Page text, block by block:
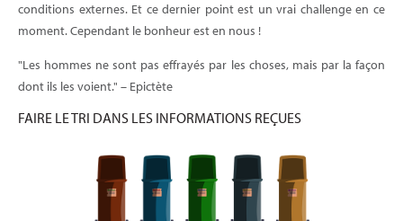
conditions externes. Et ce dernier point est un vrai challenge en ce
moment. Cependant le bonheur est en nous !
"Les hommes ne sont pas effrayés par les choses, mais par la façon
dont ils les voient." – Epictète
FAIRE LE TRI DANS LES INFORMATIONS REÇUES